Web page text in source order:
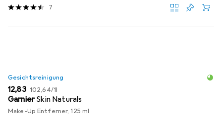
7
Gesichtsreinigung
EUR
12,83 EUR
102,64/1l
GarnierSkin Naturals
Make-Up Entferner, 125 ml